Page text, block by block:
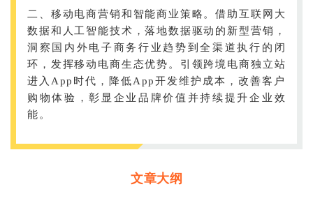
二、移动电商营销和智能商业策略。借助互联网大
数据和人工智能技术，落地数据驱动的新型营销，
洞察国内外电子商务行业趋势到全渠道执行的闭
环，发挥移动电商生态优势。引领跨境电商独立站
进入App时代，降低App开发维护成本，改善客户
购物体验，彰显企业品牌价值并持续提升企业效
能。
文章大纲